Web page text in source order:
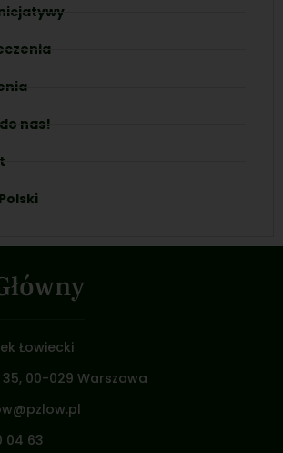
nas!
Łowiecki
00-029 Warszawa
04 63